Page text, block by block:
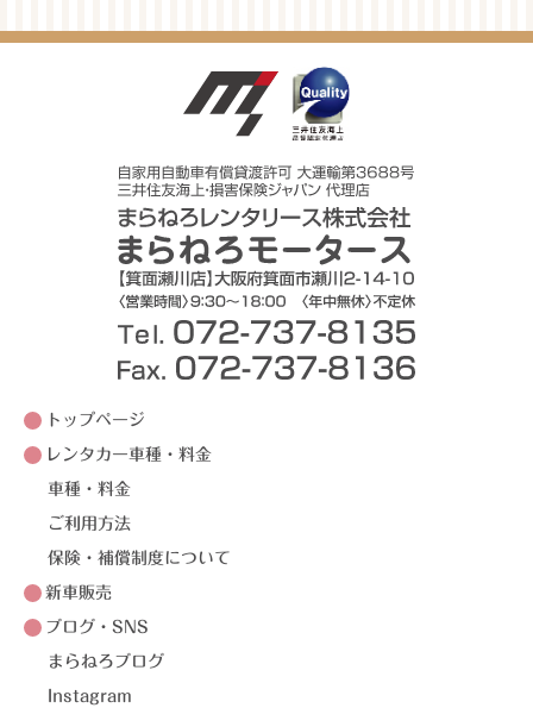
トップページ
レンタカー車種・料金
車種・料金
ご利用方法
保険・補償制度について
新車販売
ブログ・SNS
まらねろブログ
Instagram